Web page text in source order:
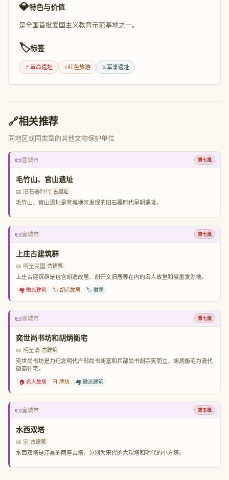
💎特色与价值
是全国首批爱国主义教育示范基地之一。
🏷️标签
🚩革命遗址 ⭐红色旅游 ⚔️军事遗址
🔗相关推荐
同地区或同类型的其他文物保护单位
📜宣城市 第七批
毛竹山、官山遗址
📅 旧石器时代 古遗址
毛竹山、官山遗址是宣城地区发现的旧石器时代早期遗址。
📜宣城市 第七批
上庄古建筑群
📅 明至民国 古建筑
上庄古建筑群是包含胡适故居、胡开文旧居等在内的名人故里和徽墨发源地。
🏘️ 徽派建筑 🏷️ 胡适故居 🏷️ 徽墨
📜宣城市 第七批
奕世尚书坊和胡炳衡宅
📅 明至清 古建筑
奕世尚书坊是为纪念明代户部尚书胡富和兵部尚书胡宗宪而立，胡炳衡宅为清代
徽商住宅。
🏠 名人故居 ⛩️ 牌坊 🏘️ 徽派建筑
📜宣城市 第五批
水西双塔
📅 宋 古建筑
水西双塔是泾县的两座古塔，分别为宋代的大观塔和明代的小方塔。